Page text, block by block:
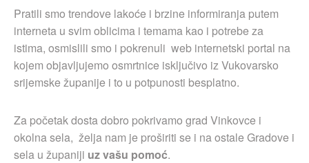
Pratili smo trendove lakoće i brzine informiranja putem
interneta u svim oblicima i temama kao i potrebe za
istima, osmislili smo i pokrenuli web internetski portal na
kojem objavljujemo osmrtnice isključivo iz Vukovarsko
srijemske županije i to u potpunosti besplatno.
Za početak dosta dobro pokrivamo grad Vinkovce i
okolna sela, želja nam je proširiti se i na ostale Gradove i
sela u županiji uz vašu pomoć.